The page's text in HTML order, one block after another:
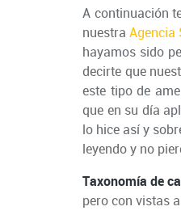
A continuación
nuestra Agencia
hayamos sido
decirte que
este tipo de
que en su día
lo hice así y
leyendo y no
Taxonomía de
pero con vistas